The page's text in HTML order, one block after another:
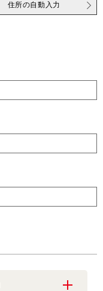
住所の自動入力